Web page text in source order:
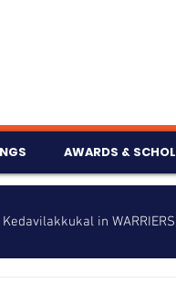
AWARDS &
Kedavilakkukal in WARRIERS